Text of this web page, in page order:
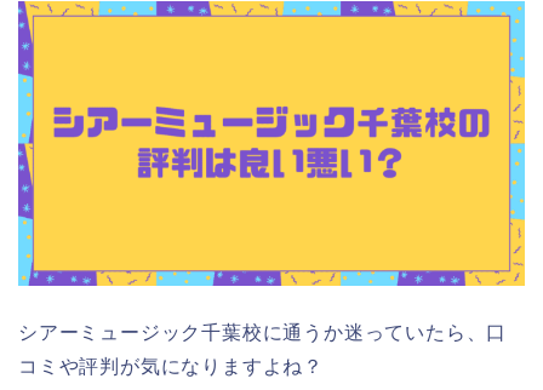
シアーミュージック千葉校に通うか迷っていたら、口
コミや評判が気になりますよね？